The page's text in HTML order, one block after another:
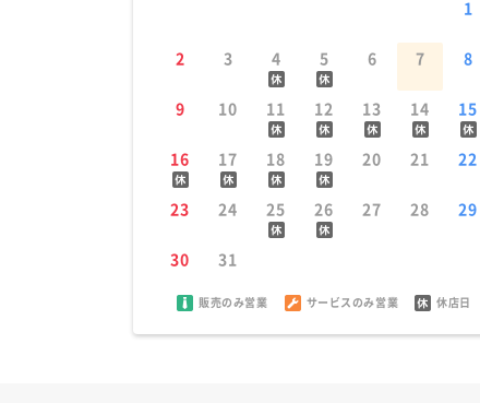
1
2 3 4 5 6 7 8
9 10 11 12 13 14 15
16 17 18 19 20 21 22
23 24 25 26 27 28 29
30 31
販売のみ営業 サービスのみ営業 休店日